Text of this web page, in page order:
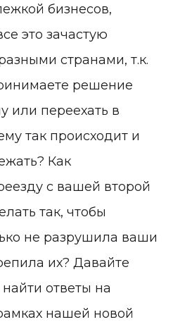
бизнесов,
это зачастую
странами, т.к.
решение
или переехать в
так происходит и
Как
с вашей второй
так, чтобы
не разрушила ваши
их? Давайте
ответы на
нашей новой